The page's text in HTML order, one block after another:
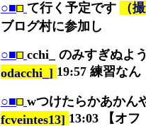
○■ て行く予定です （
ブログ村に参加し
○■ cchi_ のみすぎぬよ
odacchi_] 19:57 練習なん
○■ wつけたらかあかん
fcveintes13] 13:03 【オフ